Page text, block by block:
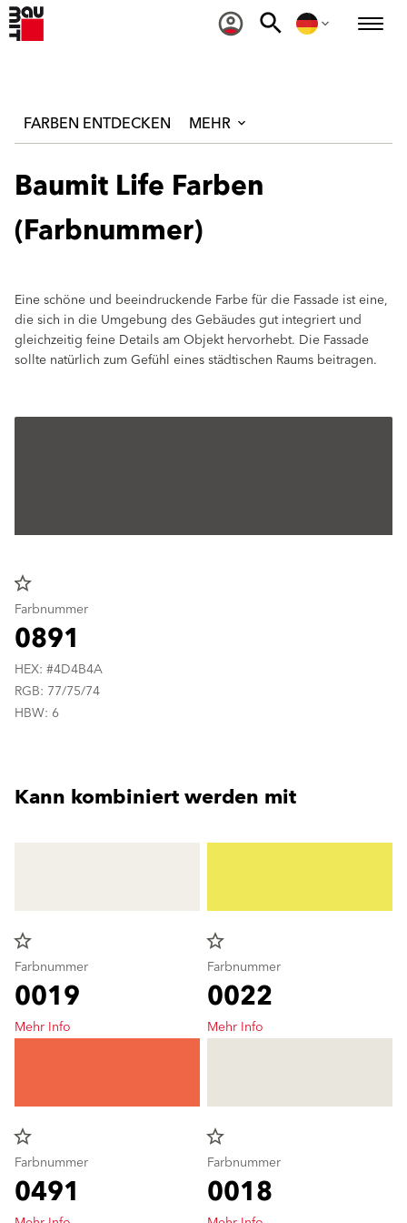
FARBEN ENTDECKEN MEHR
Baumit Life Farben
(Farbnummer)
Eine schöne und beeindruckende Farbe für die Fassade ist eine,
die sich in die Umgebung des Gebäudes gut integriert und
gleichzeitig feine Details am Objekt hervorhebt. Die Fassade
sollte natürlich zum Gefühl eines städtischen Raums beitragen.
star_border
Farbnummer
0891
HEX: #4D4B4A
RGB: 77/75/74
HBW: 6
Kann kombiniert werden mit
star_border
Farbnummer
0019
Mehr Info
star_border
Farbnummer
0491
star_border
Farbnummer
0022
Mehr Info
star_border
Farbnummer
0018